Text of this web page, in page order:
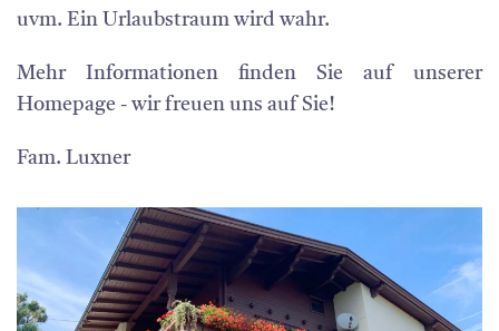
uvm. Ein Urlaubstraum wird wahr.
Mehr Informationen finden Sie auf unserer
Homepage - wir freuen uns auf Sie!
Fam. Luxner